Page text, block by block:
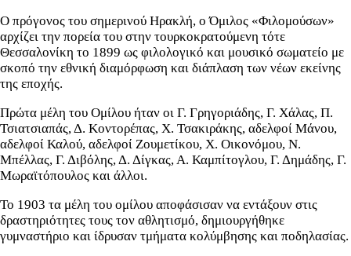
Ο πρόγονος του σημερινού Ηρακλή, ο Όμιλος «Φιλομούσων»
αρχίζει την πορεία του στην τουρκοκρατούμενη τότε
Θεσσαλονίκη το 1899 ως φιλολογικό και μουσικό σωματείο με
σκοπό την εθνική διαμόρφωση και διάπλαση των νέων εκείνης
της εποχής.
Πρώτα μέλη του Ομίλου ήταν οι Γ. Γρηγοριάδης, Γ. Χάλας, Π.
Τσιατσιαπάς, Δ. Κοντορέπας, Χ. Τσακιράκης, αδελφοί Μάνου,
αδελφοί Καλού, αδελφοί Ζουμετίκου, Χ. Οικονόμου, Ν.
Μπέλλας, Γ. Διβόλης, Δ. Δίγκας, Α. Καμπίτογλου, Γ. Δημάδης, Γ.
Μωραϊτόπουλος και άλλοι.
Το 1903 τα μέλη του ομίλου αποφάσισαν να εντάξουν στις
δραστηριότητες τους τον αθλητισμό, δημιουργήθηκε
γυμναστήριο και ίδρυσαν τμήματα κολύμβησης και ποδηλασίας.